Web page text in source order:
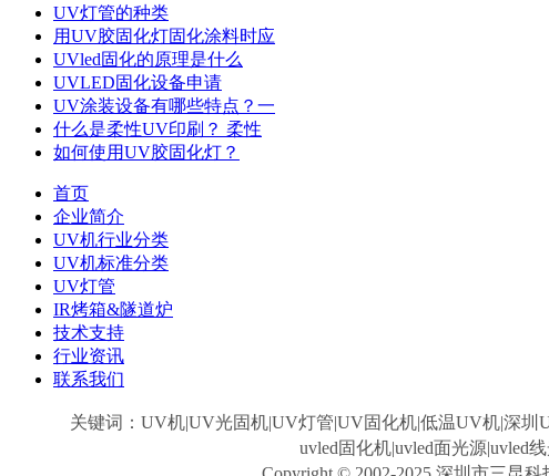
UV灯管的种类
用UV胶固化灯固化涂料时应
UVled固化的原理是什么
UVLED固化设备申请
UV涂装设备有哪些特点？一
什么是柔性UV印刷？ 柔性
如何使用UV胶固化灯？
首页
企业简介
UV机行业分类
UV机标准分类
UV灯管
IR烤箱&隧道炉
技术支持
行业资讯
联系我们
关键词：UV机|UV光固机|UV灯管|UV固化机|低温UV机|深
uvled固化机|uvled面光源|uvled